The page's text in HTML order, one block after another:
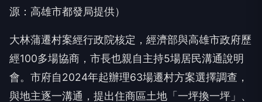
源：高雄市都發局提供）
大林蒲遷村案經行政院核定，經濟部與高雄市政府歷
經100多場協商，市長也親自主持5場居民溝通說明
會。市府自2024年起辦理63場遷村方案選擇調查，
與地主逐一溝通，提出住商區土地「一坪換一坪」、